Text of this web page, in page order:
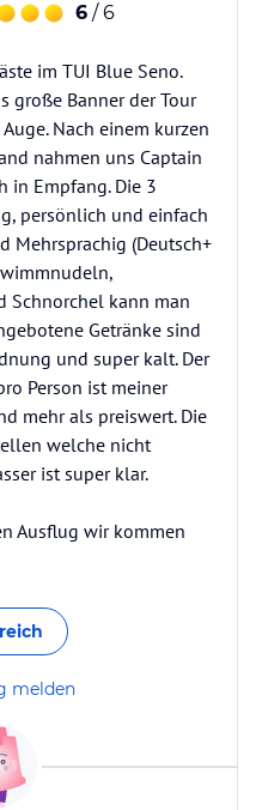
6 / 6
im TUI Blue Seno.
große Banner der Tour
Nach einem kurzen
nahmen uns Captain
in Empfang. Die 3
persönlich und einfach
Mehrsprachig (Deutsch+
Schnorchel kann man
Getränke sind
und super kalt. Der
Person ist meiner
mehr als preiswert. Die
welche nicht
ist super klar.
Ausflug wir kommen
melden